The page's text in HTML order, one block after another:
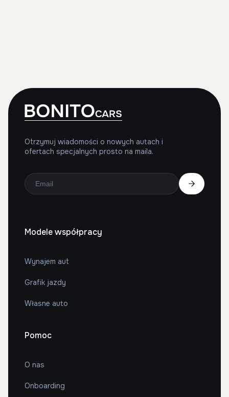
Otrzymuj wiadomości o nowych autach i
ofertach specjalnych prosto na maila.
Modele współpracy
Wynajem aut
Grafik jazdy
Własne auto
Pomoc
O nas
Onboarding